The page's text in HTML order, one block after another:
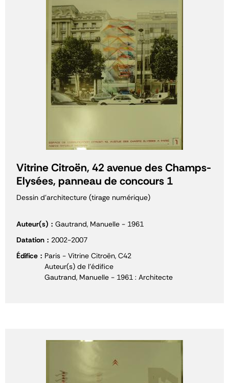
Vitrine Citroën, 42 avenue des Champs-
Elysées, panneau de concours 1
Dessin d'architecture (tirage numérique)
Auteur(s)
Gautrand, Manuelle - 1961
Datation
2002-2007
Édifice
Paris - Vitrine Citroën, C42
Auteur(s) de l'édifice
Gautrand, Manuelle - 1961 : Architecte